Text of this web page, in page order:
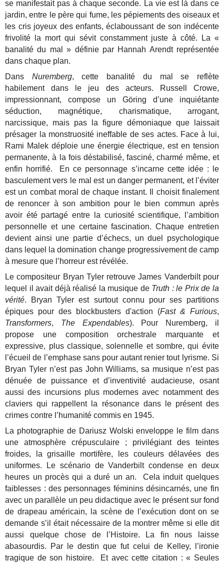
se manifestait pas à chaque seconde. La vie est là dans ce
jardin, entre le père qui fume, les pépiements des oiseaux et
les cris joyeux des enfants, éclaboussant de son indécente
frivolité la mort qui sévit constamment juste à côté. La «
banalité du mal » définie par Hannah Arendt représentée
dans chaque plan.
Dans Nuremberg, cette banalité du mal se reflète
habilement dans le jeu des acteurs. Russell Crowe,
impressionnant, compose un Göring d’une inquiétante
séduction, magnétique, charismatique, arrogant,
narcissique, mais pas la figure démoniaque que laissait
présager la monstruosité ineffable de ses actes. Face à lui,
Rami Malek déploie une énergie électrique, est en tension
permanente, à la fois déstabilisé, fasciné, charmé même, et
enfin horrifié. En ce personnage s’incarne cette idée : le
basculement vers le mal est un danger permanent, et l’éviter
est un combat moral de chaque instant. Il choisit finalement
de renoncer à son ambition pour le bien commun après
avoir été partagé entre la curiosité scientifique, l’ambition
personnelle et une certaine fascination. Chaque entretien
devient ainsi une partie d’échecs, un duel psychologique
dans lequel la domination change progressivement de camp
à mesure que l’horreur est révélée.
Le compositeur Bryan Tyler retrouve James Vanderbilt pour
lequel il avait déjà réalisé la musique de Truth : le Prix de la
vérité. Bryan Tyler est surtout connu pour ses partitions
épiques pour des blockbusters d'action (Fast & Furious,
Transformers, The Expendables). Pour Nuremberg, il
propose une composition orchestrale marquante et
expressive, plus classique, solennelle et sombre, qui évite
l’écueil de l’emphase sans pour autant renier tout lyrisme. Si
Bryan Tyler n’est pas John Williams, sa musique n’est pas
dénuée de puissance et d’inventivité audacieuse, osant
aussi des incursions plus modernes avec notamment des
claviers qui rappellent la résonance dans le présent des
crimes contre l’humanité commis en 1945.
La photographie de Dariusz Wolski enveloppe le film dans
une atmosphère crépusculaire ; privilégiant des teintes
froides, la grisaille mortifère, les couleurs délavées des
uniformes.
Le scénario de Vanderbilt condense en deux
heures un procès qui a duré un an. Cela induit quelques
faiblesses : des personnages féminins désincarnés, une fin
avec un parallèle un peu didactique avec le présent sur fond
de drapeau américain, la scène de l’exécution dont on se
demande s’il était nécessaire de la montrer même si elle dit
aussi quelque chose de l’Histoire. La fin nous laisse
abasourdis. Par le destin que fut celui de Kelley, l’ironie
tragique de son histoire. Et avec cette citation : « Seules